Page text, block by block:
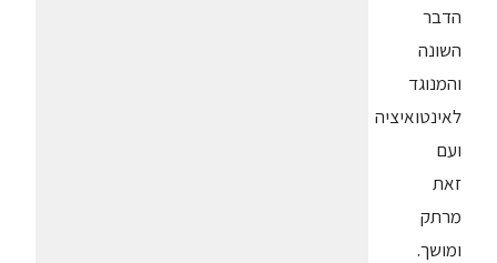
הדבר
השונה
והמנוגד
לאינטואיציה
ועם
זאת
מרתק
ומושך.